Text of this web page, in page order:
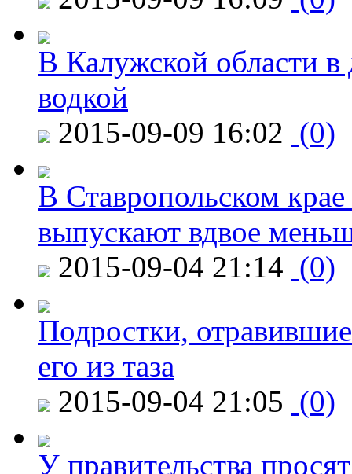
В Калужской области в
водкой
2015-09-09 16:02 (0)
В Ставропольском
выпускают вдвое
2015-09-04 21:14 (0)
Подростки,
его из таза
2015-09-04 21:05 (0)
У правительства